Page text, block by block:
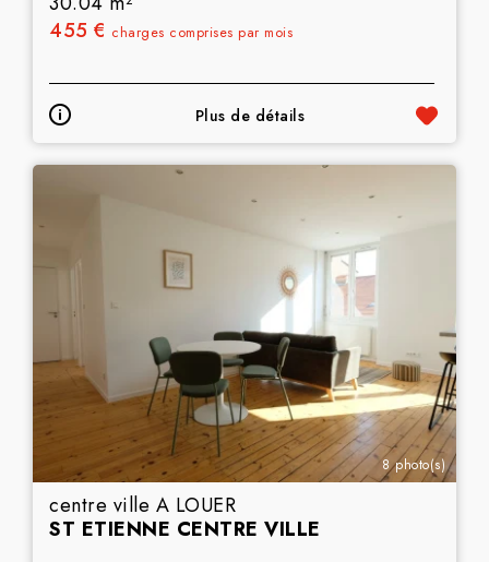
455 € charges comprises par mois
Plus de détails
8 photo(s)
centre ville A LOUER
ST ETIENNE CENTRE VILLE